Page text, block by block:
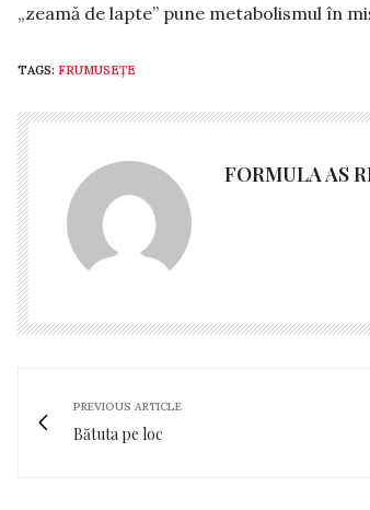
„zeamă de lapte” pune me­tabolismul în
TAGS: FRUMUSEȚE
FORMULA AS
PREVIOUS ARTICLE
Bătuta pe loc